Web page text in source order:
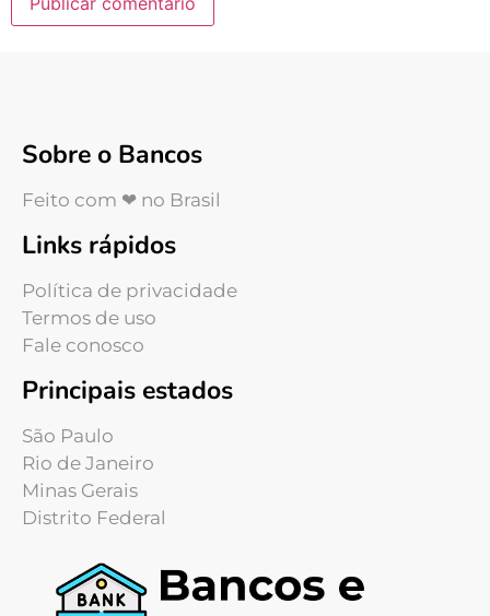
Sobre o Bancos
Feito com ❤ no Brasil
Links rápidos
Política de privacidade
Termos de uso
Fale conosco
Principais estados
São Paulo
Rio de Janeiro
Minas Gerais
Distrito Federal